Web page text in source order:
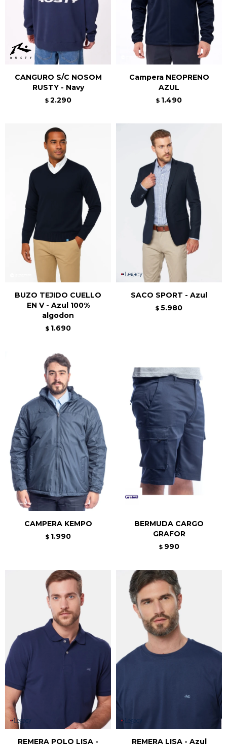
CANGURO S/C NOSOM
RUSTY - Navy
$ 2.290
Campera NEOPRENO
AZUL
$ 1.490
BUZO TEJIDO CUELLO
EN V - Azul 100%
algodon
$ 1.690
SACO SPORT - Azul
$ 5.980
CAMPERA KEMPO
$ 1.990
BERMUDA CARGO
GRAFOR
$ 990
REMERA POLO LISA - REMERA LISA - Azul